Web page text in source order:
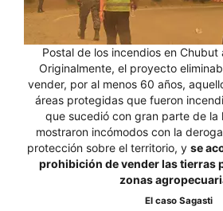
Postal de los incendios en
Originalmente, el proyecto
vender, por al menos 60 años,
áreas protegidas que fueron
que sucedió con gran parte de la
mostraron incómodos con la
protección sobre el territorio, y se
prohibición de vender las tierras
zonas
El caso Sagasti